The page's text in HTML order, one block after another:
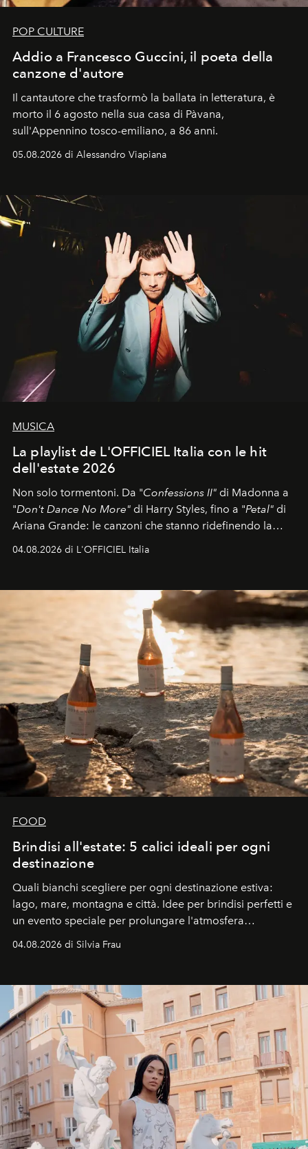
POP CULTURE
Addio a Francesco Guccini, il poeta della
canzone d'autore
Il cantautore che trasformò la ballata in letteratura, è
morto il 6 agosto nella sua casa di Pàvana,
sull'Appennino tosco-emiliano, a 86 anni.
05.08.2026 di Alessandro Viapiana
MUSICA
La playlist de L'OFFICIEL Italia con le hit
dell'estate 2026
Non solo tormentoni. Da "Confessions II" di Madonna a
"Don't Dance No More" di Harry Styles, fino a "Petal" di
Ariana Grande: le canzoni che stanno ridefinendo la
04.08.2026 di L'OFFICIEL Italia
FOOD
Brindisi all'estate: 5 calici ideali per ogni
destinazione
Quali bianchi scegliere per ogni destinazione estiva:
lago, mare, montagna e città. Idee per brindisi perfetti e
un evento speciale per prolungare l'atmosfera
04.08.2026 di Silvia Frau